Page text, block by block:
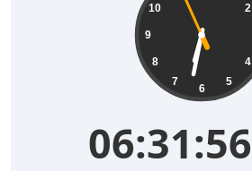
2
4
5
6
7
8
9
10
06:31:56